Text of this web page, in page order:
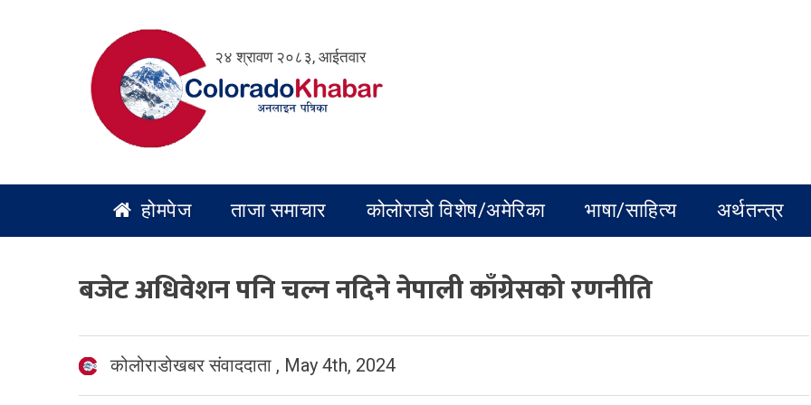
२४ श्रावण २०८३, आईतवार
होमपेज ताजा समाचार कोलोराडो विशेष/अमेरिका भाषा/साहित्य अर्थतन्त्र
बजेट अधिवेशन पनि चल्न नदिने नेपाली काँग्रेसको रणनीति
कोलोराडोखबर संवाददाता , May 4th, 2024